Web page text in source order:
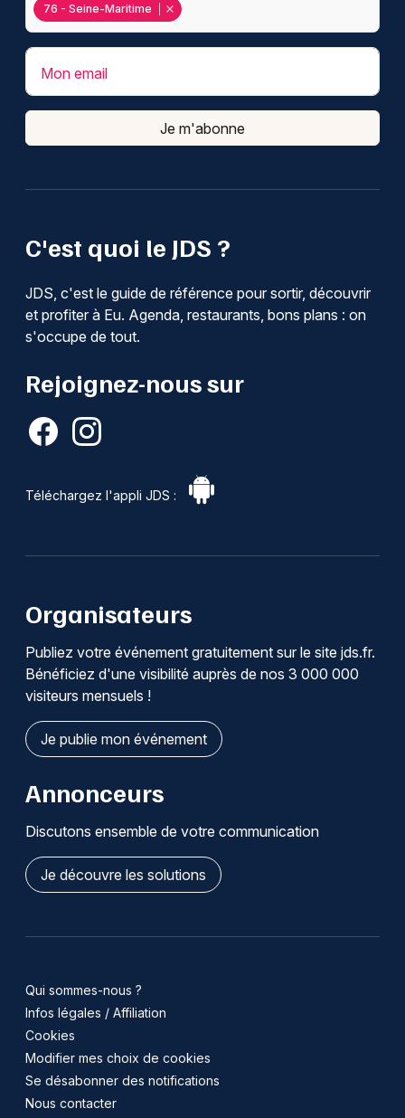
C'est quoi le JDS ?
JDS, c'est le guide de référence pour sortir, découvrir
et profiter à Eu. Agenda, restaurants, bons plans : on
s'occupe de tout.
Rejoignez-nous sur
Téléchargez l'appli JDS :
76 - Seine-Maritime
Mon email
Je m'abonne
Organisateurs
Publiez votre événement gratuitement sur le site jds.fr.
Bénéficiez d'une visibilité auprès de nos 3 000 000
visiteurs mensuels !
Je publie mon événement
Annonceurs
Discutons ensemble de votre communication
Je découvre les solutions
Qui sommes-nous ?
Infos légales / Affiliation
Cookies
Modifier mes choix de cookies
Se désabonner des notifications
Nous contacter